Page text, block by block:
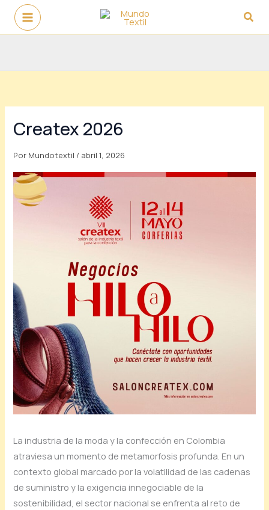
contenido
Createx 2026
Por Mundotextil / abril 1, 2026
La industria de la moda y la confección en Colombia
atraviesa un momento de metamorfosis profunda. En un
contexto global marcado por la volatilidad de las cadenas
de suministro y la exigencia innegociable de la
sostenibilidad, el sector nacional se enfrenta al reto de